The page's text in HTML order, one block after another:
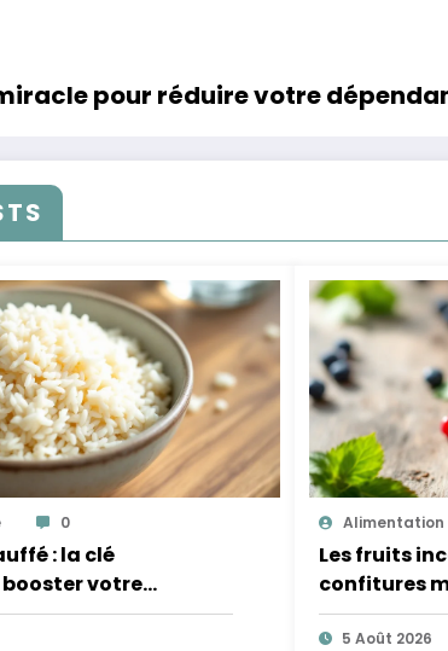
pour réduire votre
0
: la clé
votre
Alimentation
Les fruits
confitures
plus légères
5 Août 2026